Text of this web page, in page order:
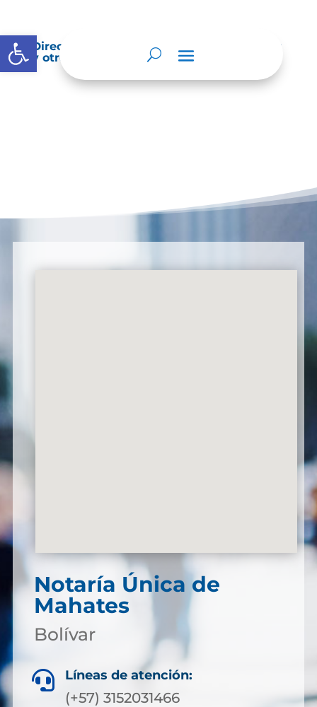
Abrir barra de herramientas
Directorio de agremiaciones, asociaciones
y otros grupos de interés
Notaría Única de
Mahates
Bolívar
 Líneas de atención:
(+57) 3152031466